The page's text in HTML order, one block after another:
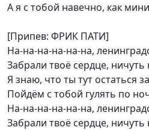
А я с тобой навечно, как
[Припев: ФРИК ПАТИ]
На-на-на-на-на-на,
Забрали твоё сердце,
Я знаю, что ты тут остаться
Пойдём с тобой гулять по
На-на-на-на-на-на,
Забрали твоё сердце,